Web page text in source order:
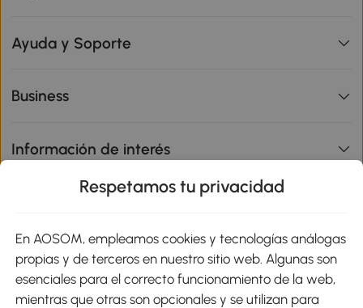
Ayuda y Soporte
Business
Información de interés
Métodos de Pago
Respetamos tu privacidad
En AOSOM, empleamos cookies y tecnologías análogas
propias y de terceros en nuestro sitio web. Algunas son
esenciales para el correcto funcionamiento de la web,
mientras que otras son opcionales y se utilizan para